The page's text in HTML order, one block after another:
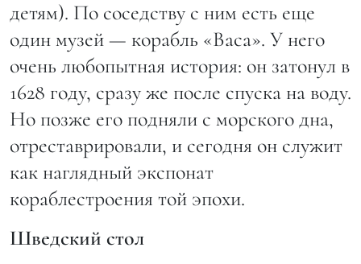
детям). По соседству с ним есть еще
один музей — корабль «Васа». У него
очень любопытная история: он затонул в
1628 году, сразу же после спуска на воду.
Но позже его подняли с морского дна,
отреставрировали, и сегодня он служит
как наглядный экспонат
кораблестроения той эпохи.
Шведский стол